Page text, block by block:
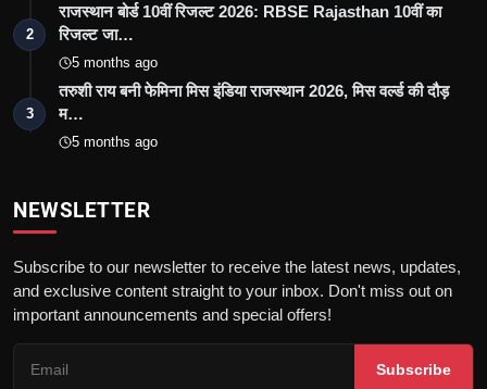
2
राजस्थान बोर्ड 10वीं रिजल्ट 2026: RBSE Rajasthan 10वीं का
रिजल्ट जा…
5 months ago
3
तरुशी राय बनी फेमिना मिस इंडिया राजस्थान 2026, मिस वर्ल्ड की दौड़
म…
5 months ago
NEWSLETTER
Subscribe to our newsletter to receive the latest news, updates,
and exclusive content straight to your inbox. Don't miss out on
important announcements and special offers!
Subscribe